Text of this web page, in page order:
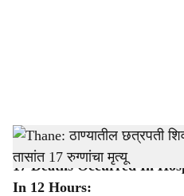
h
a
17 Deaths Occurred In Hospital at Kalwa In
17 Deaths Occurred In
In 12 Hours: